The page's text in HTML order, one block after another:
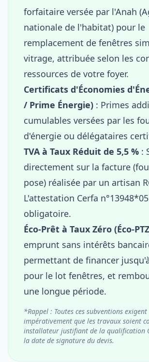
forfaitaire versée par l'Anah
nationale de l'habitat) pour le
remplacement de fenêtres
vitrage, attribuée selon les
ressources de votre foyer.
Certificats d'Économies
/ Prime Énergie) : Primes
cumulables versées par les
d'énergie ou délégataires
TVA à Taux Réduit de 5,5 % :
directement sur la facture
pose) réalisée par un artisan
L'attestation Cerfa
obligatoire.
Éco-Prêt à Taux Zéro (Éco-
emprunt sans intérêts
permettant de financer
pour le lot fenêtres, et
une longue période.
*Rappel : Toutes ces subventions exigent
impérativement que les travaux soient
installateur justifiant de la qualification
la date de signature du devis.